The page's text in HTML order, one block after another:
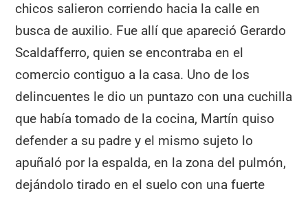
chicos salieron corriendo hacia la calle en
busca de auxilio. Fue allí que apareció Gerardo
Scaldafferro, quien se encontraba en el
comercio contiguo a la casa. Uno de los
delincuentes le dio un puntazo con una cuchilla
que había tomado de la cocina, Martín quiso
defender a su padre y el mismo sujeto lo
apuñaló por la espalda, en la zona del pulmón,
dejándolo tirado en el suelo con una fuerte